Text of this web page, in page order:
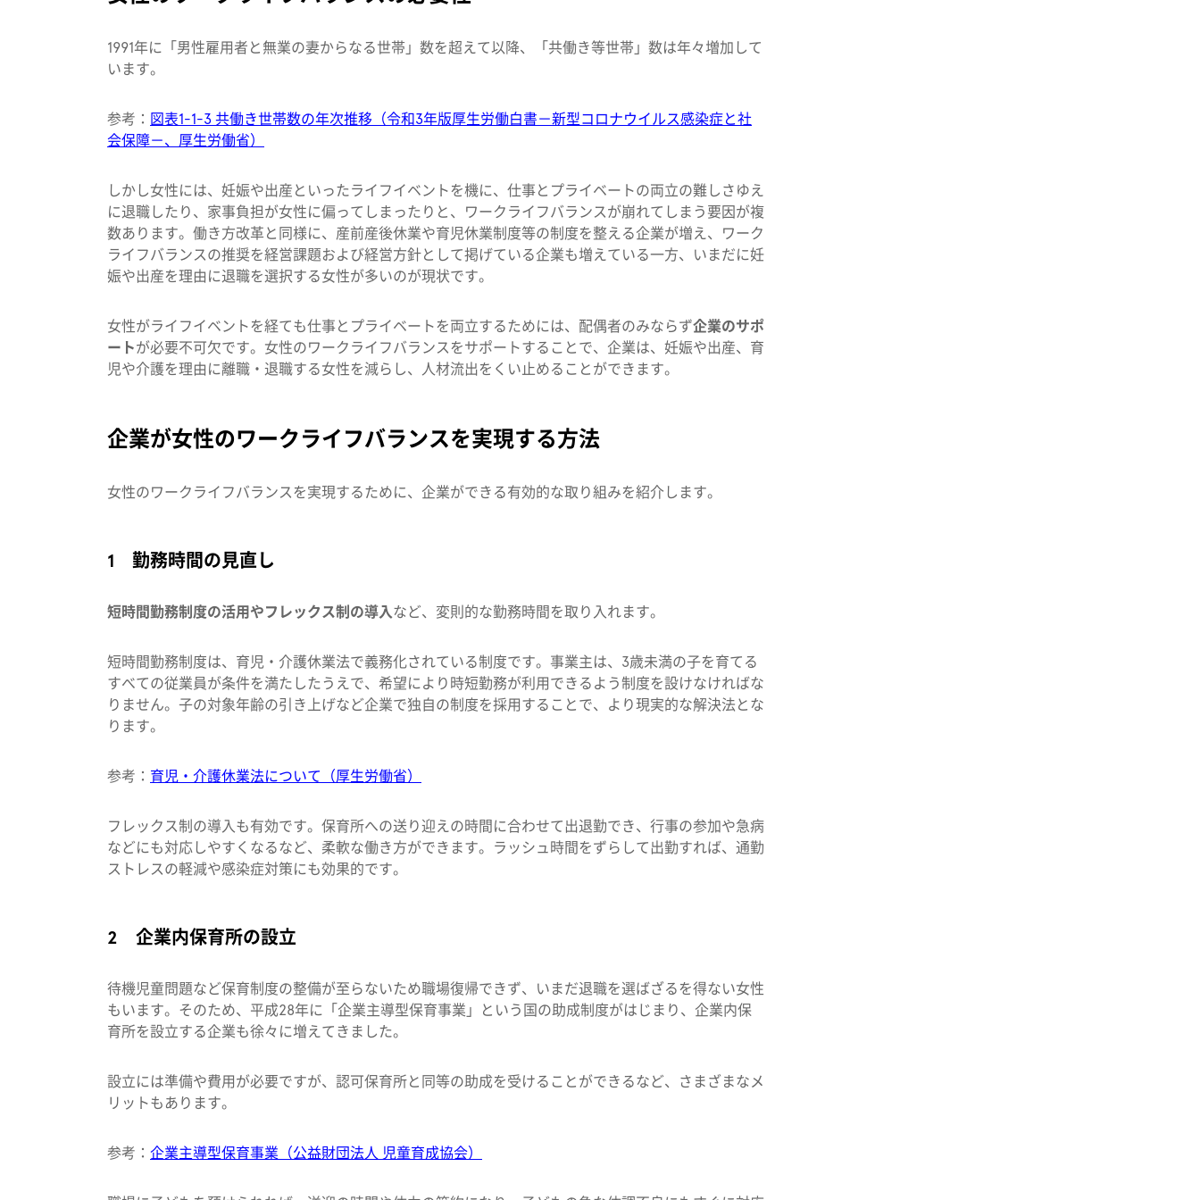
1991年に「男性雇用者と無業の妻からなる世帯」数を超えて以降、「共働き等世帯」数は年々増加して
います。
参考： 図表1-1-3 共働き世帯数の年次推移 （令和3年版厚生労働白書－新型コロナウイルス感染症と社
会保障－、厚生労働省）
しかし女性には、妊娠や出産といったライフイベントを機に、仕事とプライベートの両立の難しさゆえ
に退職したり、家事負担が女性に偏ってしまったりと、ワークライフバランスが崩れてしまう要因が複
数あります。働き方改革と同様に、産前産後休業や育児休業制度等の制度を整える企業が増え、ワーク
ライフバランスの推奨を経営課題および経営方針として掲げている企業も増えている一方、いまだに妊
娠や出産を理由に退職を選択する女性が多いのが現状です。
女性がライフイベントを経ても仕事とプライベートを両立するためには、配偶者のみならず企業のサポ
ートが必要不可欠です。女性のワークライフバランスをサポートすることで、企業は、妊娠や出産、育
児や介護を理由に離職・退職する女性を減らし、人材流出をくい止めることができます。
企業が女性のワークライフバランスを実現する方法
女性のワークライフバランスを実現するために、企業ができる有効的な取り組みを紹介します。
1 勤務時間の見直し
短時間勤務制度の活用やフレックス制の導入など、変則的な勤務時間を取り入れます。
短時間勤務制度は、育児・介護休業法で義務化されている制度です。事業主は、3歳未満の子を育てる
すべての従業員が条件を満たしたうえで、希望により時短勤務が利用できるよう制度を設けなければな
りません。子の対象年齢の引き上げなど企業で独自の制度を採用することで、より現実的な解決法とな
ります。
参考： 育児・介護休業法について（厚生労働省）
フレックス制の導入も有効です。保育所への送り迎えの時間に合わせて出退勤でき、行事の参加や急病
などにも対応しやすくなるなど、柔軟な働き方ができます。ラッシュ時間をずらして出勤すれば、通勤
ストレスの軽減や感染症対策にも効果的です。
2 企業内保育所の設立
待機児童問題など保育制度の整備が至らないため職場復帰できず、いまだ退職を選ばざるを得ない女性
もいます。そのため、 平成28年に「企業主導型保育事業」という国の助成制度がはじまり、企業内保
育所を設立する企業も徐々に増えてきました。
設立には準備や費用が必要ですが、認可保育所と同等の助成を受けることができるなど、さまざまなメ
リットもあります。
参考： 企業主導型保育事業（公益財団法人 児童育成協会）